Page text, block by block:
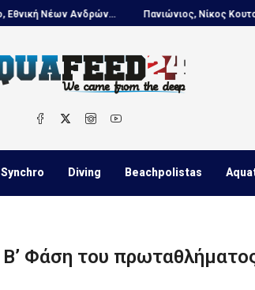
Πανιώνιος, Νίκος Κουτουβάκης στο...
Synchro Diving Beachpolistas
Φάση του